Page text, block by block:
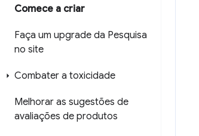
Comece a criar
Faça um upgrade da Pesquisa
no site
Combater a toxicidade
Melhorar as sugestões de
avaliações de produtos